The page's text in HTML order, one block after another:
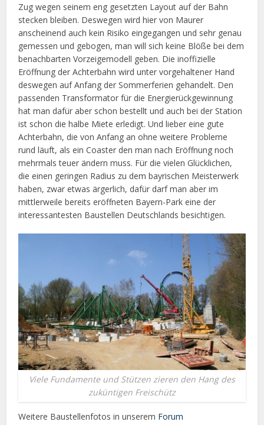
Zug wegen seinem eng gesetzten Layout auf der Bahn
stecken bleiben. Deswegen wird hier von Maurer
anscheinend auch kein Risiko eingegangen und sehr genau
gemessen und gebogen, man will sich keine Blöße bei dem
benachbarten Vorzeigemodell geben. Die inoffizielle
Eröffnung der Achterbahn wird unter vorgehaltener Hand
deswegen auf Anfang der Sommerferien gehandelt. Den
passenden Transformator für die Energierückgewinnung
hat man dafür aber schon bestellt und auch bei der Station
ist schon die halbe Miete erledigt. Und lieber eine gute
Achterbahn, die von Anfang an ohne weitere Probleme
rund läuft, als ein Coaster den man nach Eröffnung noch
mehrmals teuer ändern muss. Für die vielen Glücklichen,
die einen geringen Radius zu dem bayrischen Meisterwerk
haben, zwar etwas ärgerlich, dafür darf man aber im
mittlerweile bereits eröffneten Bayern-Park eine der
interessantesten Baustellen Deutschlands besichtigen.
Viele Fundamente und Stützen zieren den Hang des
zuküntigen Freischütz
Weitere Baustellenfotos in unserem Forum